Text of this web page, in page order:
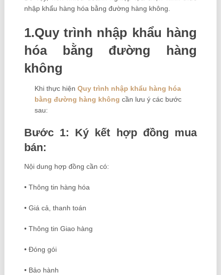
nhập khẩu hàng hóa bằng đường hàng không.
1.Quy trình nhập khẩu hàng
hóa bằng đường hàng
không
Khi thực hiện Quy trình nhập khẩu hàng hóa
bằng đường hàng không cần lưu ý các bước
sau:
Bước 1: Ký kết hợp đồng mua
bán:
Nội dung hợp đồng cần có:
• Thông tin hàng hóa
• Giá cả, thanh toán
• Thông tin Giao hàng
• Đóng gói
• Bảo hành